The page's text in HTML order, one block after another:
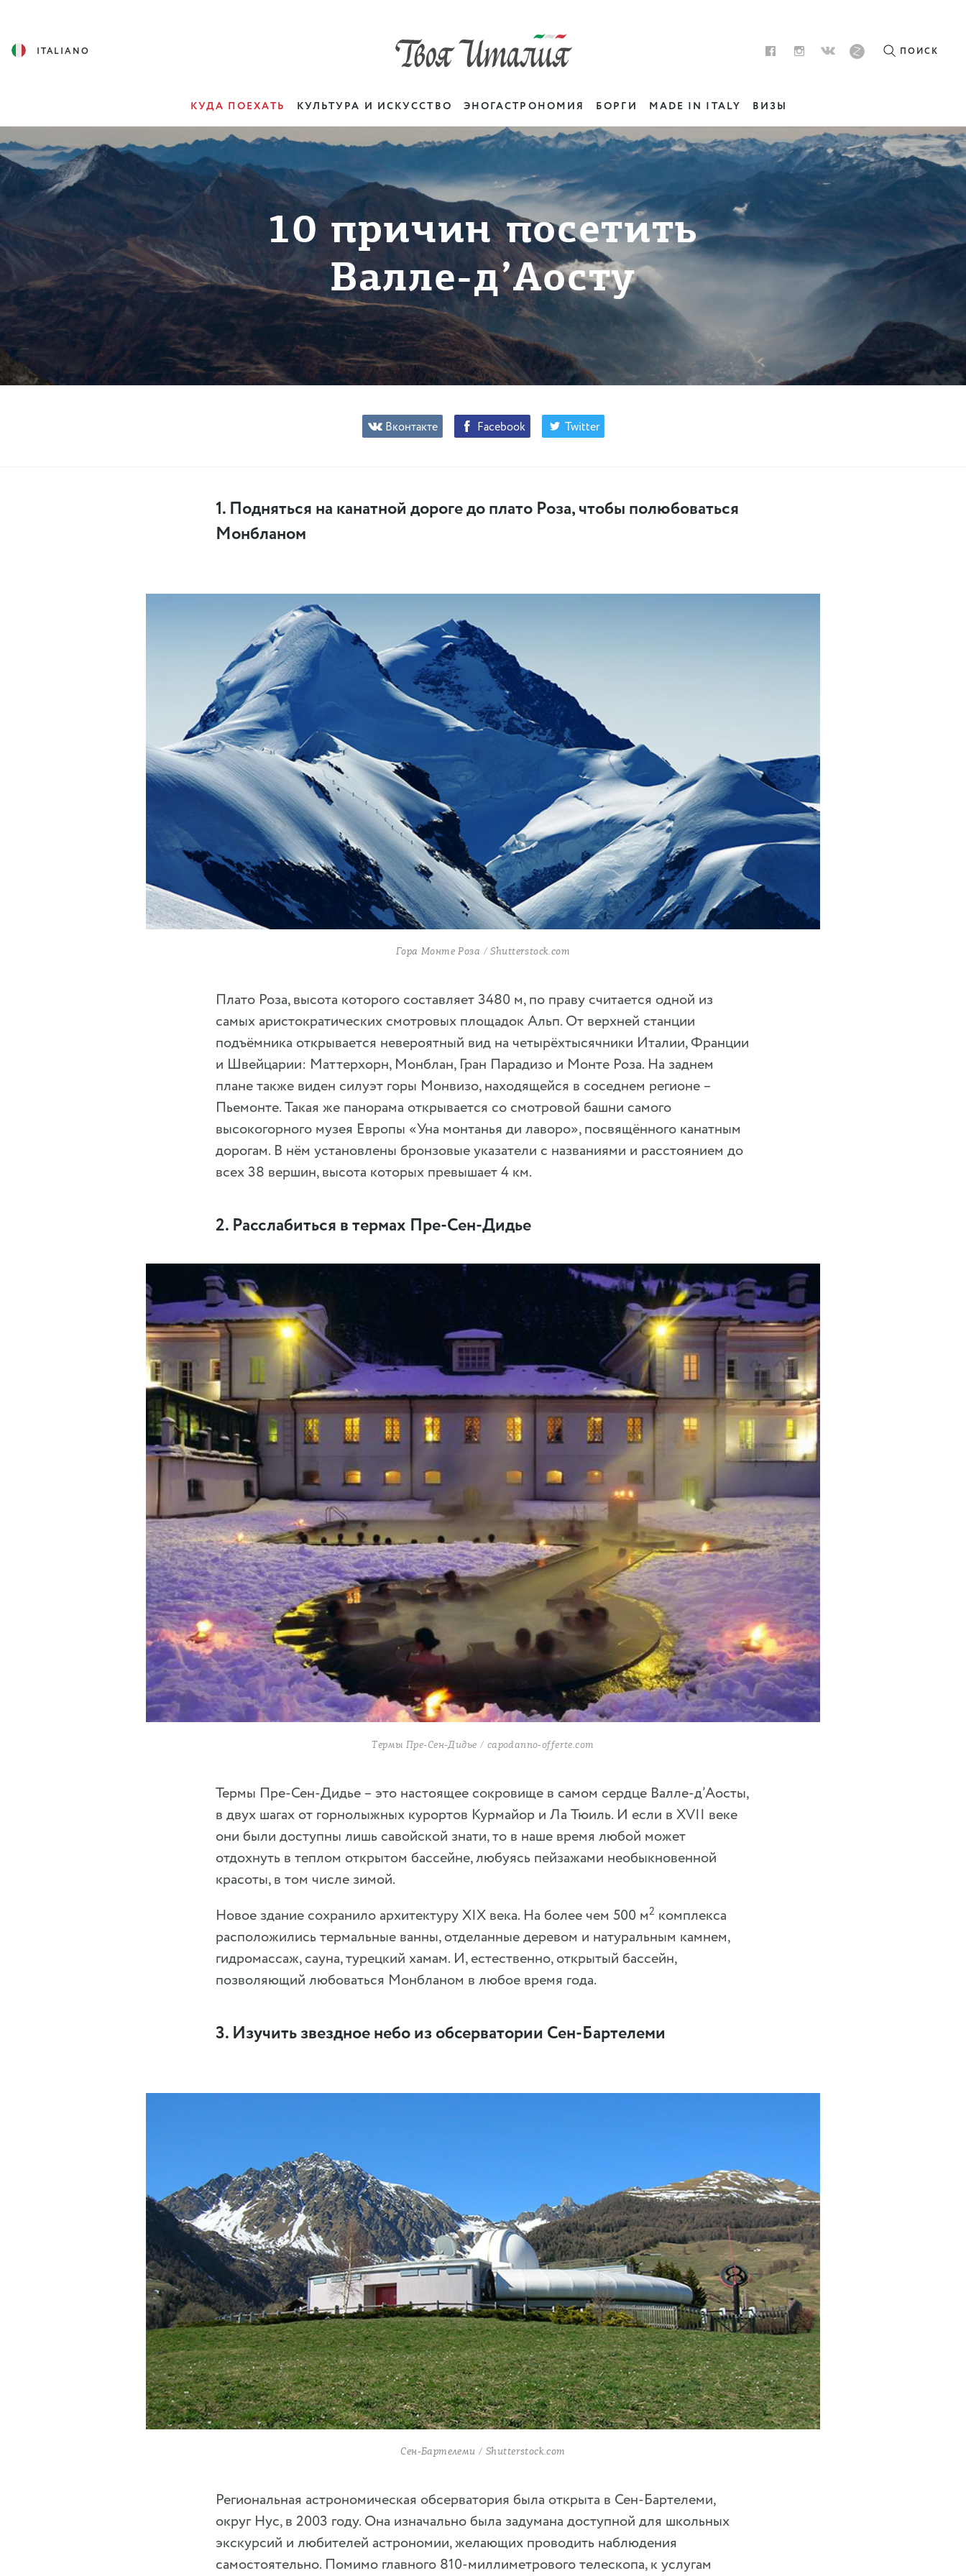
ITALIANO ПОИСК
КУДА ПОЕХАТЬ КУЛЬТУРА И ИСКУССТВО ЭНОГАСТРОНОМИЯ БОРГИ MADE IN ITALY ВИЗЫ
10 причин посетить
Валле-д’Аосту
Вконтакте Facebook Twitter
1. Подняться на канатной дороге до плато Роза, чтобы полюбоваться
Монбланом
Гора Монте Роза / Shutterstock.com
Плато Роза, высота которого составляет 3480 м, по праву считается одной из
самых аристократических смотровых площадок Альп. От верхней станции
подъёмника открывается невероятный вид на четырёхтысячники Италии, Франции
и Швейцарии: Маттерхорн, Монблан, Гран Парадизо и Монте Роза. На заднем
плане также виден силуэт горы Монвизо, находящейся в соседнем регионе –
Пьемонте. Такая же панорама открывается со смотровой башни самого
высокогорного музея Европы «Уна монтанья ди лаворо», посвящённого канатным
дорогам. В нём установлены бронзовые указатели с названиями и расстоянием до
всех 38 вершин, высота которых превышает 4 км.
2. Расслабиться в термах Пре-Сен-Дидье
Термы Пре-Сен-Дидье / capodanno-offerte.com
Термы Пре-Сен-Дидье – это настоящее сокровище в самом сердце Валле-д’Аосты,
в двух шагах от горнолыжных курортов Курмайор и Ла Тюиль. И если в XVII веке
они были доступны лишь савойской знати, то в наше время любой может
отдохнуть в теплом открытом бассейне, любуясь пейзажами необыкновенной
красоты, в том числе зимой.
Новое здание сохранило архитектуру XIX века. На более чем 500 м2 комплекса
расположились термальные ванны, отделанные деревом и натуральным камнем,
гидромассаж, сауна, турецкий хамам. И, естественно, открытый бассейн,
позволяющий любоваться Монбланом в любое время года.
3. Изучить звездное небо из обсерватории Сен-Бартелеми
Сен-Бартелеми / Shutterstock.com
Региональная астрономическая обсерватория была открыта в Сен-Бартелеми,
округ Нус, в 2003 году. Она изначально была задумана доступной для школьных
экскурсий и любителей астрономии, желающих проводить наблюдения
самостоятельно. Помимо главного 810-миллиметрового телескопа, к услугам